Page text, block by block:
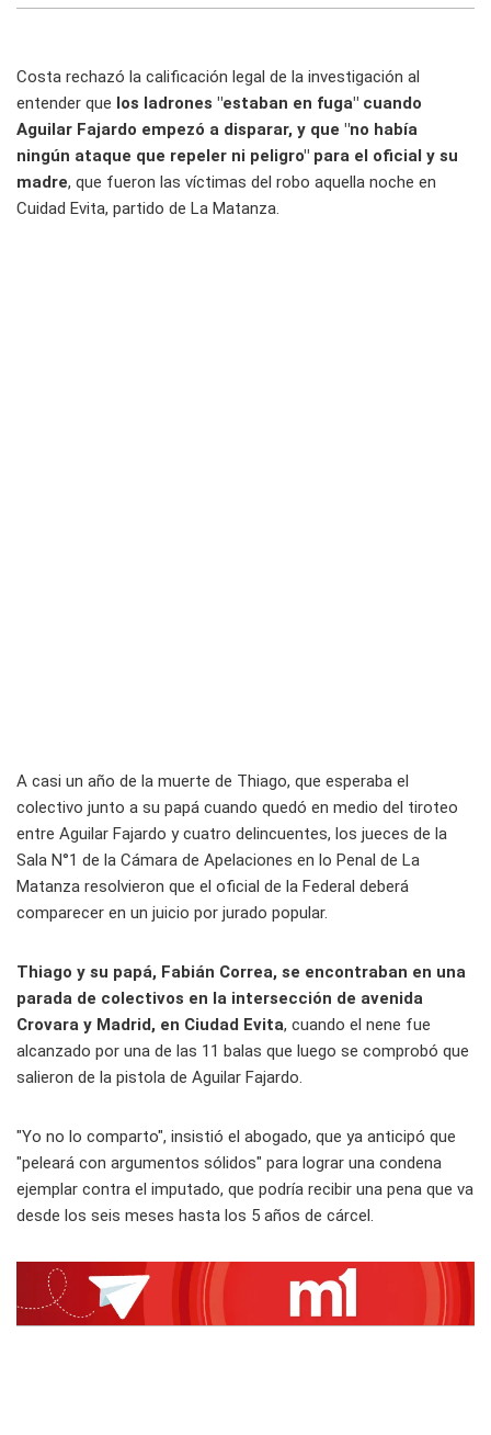
Costa rechazó la calificación legal de la investigación al
entender que los ladrones "estaban en fuga" cuando
Aguilar Fajardo empezó a disparar, y que "no había
ningún ataque que repeler ni peligro" para el oficial y su
madre, que fueron las víctimas del robo aquella noche en
Cuidad Evita, partido de La Matanza.
A casi un año de la muerte de Thiago, que esperaba el
colectivo junto a su papá cuando quedó en medio del tiroteo
entre Aguilar Fajardo y cuatro delincuentes, los jueces de la
Sala N°1 de la Cámara de Apelaciones en lo Penal de La
Matanza resolvieron que el oficial de la Federal deberá
comparecer en un juicio por jurado popular.
Thiago y su papá, Fabián Correa, se encontraban en una
parada de colectivos en la intersección de avenida
Crovara y Madrid, en Ciudad Evita, cuando el nene fue
alcanzado por una de las 11 balas que luego se comprobó que
salieron de la pistola de Aguilar Fajardo.
"Yo no lo comparto", insistió el abogado, que ya anticipó que
"peleará con argumentos sólidos" para lograr una condena
ejemplar contra el imputado, que podría recibir una pena que va
desde los seis meses hasta los 5 años de cárcel.